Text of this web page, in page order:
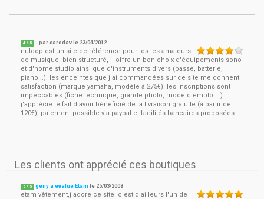
4 / 5 - parcarodav le 23/04/2012
nuloop est un site de référence pour tos les amateurs
de musique. bien structuré, il offre un bon choix d'équipements sono
et d'home studio ainsi que d'instruments divers (basse, batterie,
piano...). les enceintes que j'ai commandées sur ce site me donnent
satisfaction (marque yamaha, modèle à 275€). les inscriptions sont
impeccables (fiche technique, grande photo, mode d'emploi...).
j'apprécie le fait d'avoir bénéficié de la livraison gratuite (à partir de
120€). paiement possible via paypal et facilités bancaires proposées.
Les clients ont apprécié ces boutiques
5 / 5 geny a évalué Etam le 25/03/2008
etam vêtement,j'adore ce site! c'est d'ailleurs l'un de